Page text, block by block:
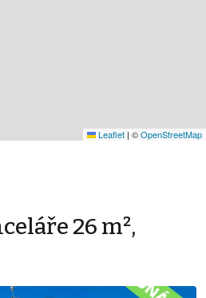
Leaflet | ©OpenStreetMap
26 m²,